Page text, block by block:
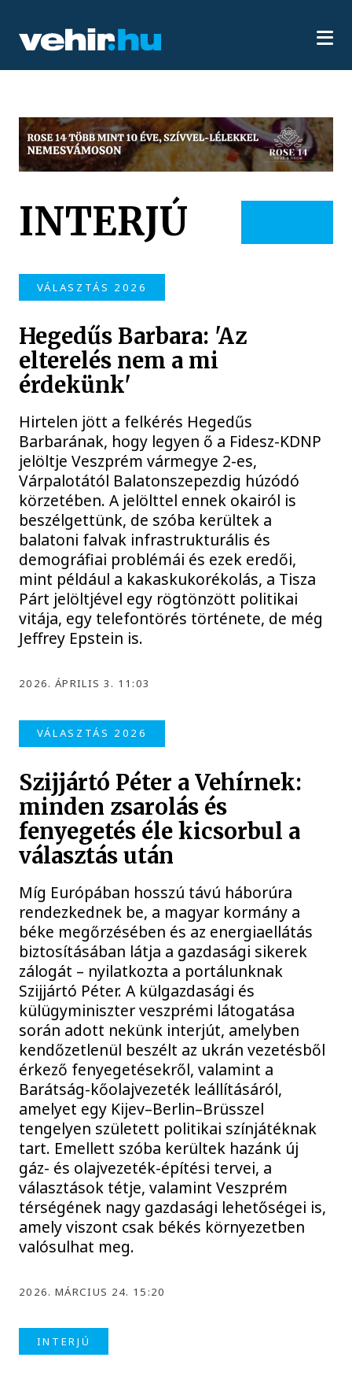
INTERJÚ
VÁLASZTÁS 2026
Hegedűs Barbara: 'Az
elterelés nem a mi
érdekünk'
Hirtelen jött a felkérés Hegedűs
Barbarának, hogy legyen ő a Fidesz-KDNP
jelöltje Veszprém vármegye 2-es,
Várpalotától Balatonszepezdig húzódó
körzetében. A jelölttel ennek okairól is
beszélgettünk, de szóba kerültek a
balatoni falvak infrastrukturális és
demográfiai problémái és ezek eredői,
mint például a kakaskukorékolás, a Tisza
Párt jelöltjével egy rögtönzött politikai
vitája, egy telefontörés története, de még
Jeffrey Epstein is.
2026. ÁPRILIS 3. 11:03
VÁLASZTÁS 2026
Szijjártó Péter a Vehírnek:
minden zsarolás és
fenyegetés éle kicsorbul a
választás után
Míg Európában hosszú távú háborúra
rendezkednek be, a magyar kormány a
béke megőrzésében és az energiaellátás
biztosításában látja a gazdasági sikerek
zálogát – nyilatkozta a portálunknak
Szijjártó Péter. A külgazdasági és
külügyminiszter veszprémi látogatása
során adott nekünk interjút, amelyben
kendőzetlenül beszélt az ukrán vezetésből
érkező fenyegetésekről, valamint a
Barátság-kőolajvezeték leállításáról,
amelyet egy Kijev–Berlin–Brüsszel
tengelyen született politikai színjátéknak
tart. Emellett szóba kerültek hazánk új
gáz- és olajvezeték-építési tervei, a
választások tétje, valamint Veszprém
térségének nagy gazdasági lehetőségei is,
amely viszont csak békés környezetben
valósulhat meg.
2026. MÁRCIUS 24. 15:20
INTERJÚ